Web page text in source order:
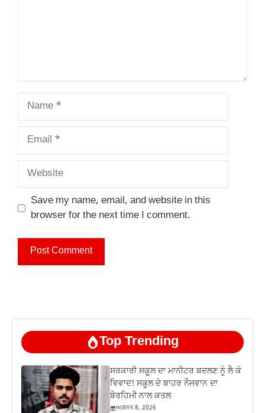
Name
Email
Website
Save my name, email, and website in this
browser for the next time I comment.
Top Trending
ਸਰਕਾਰੀ ਸਕੂਲ ਦਾ ਮਾਨੀਟਰ ਬਦਲਣ ਨੂੰ ਲੈ ਕੇ
ਵਿਵਾਦ! ਸਕੂਲ ਦੇ ਬਾਹਰ ਨੌਜਵਾਨ ਦਾ
ਬੇਰਹਿਮੀ ਨਾਲ ਕਤਲ
ਅਗਸਤ 8, 2026